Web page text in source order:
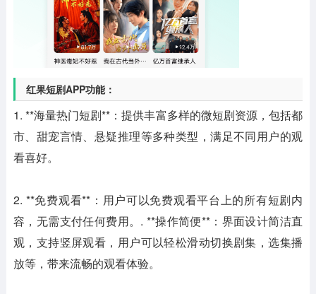
红果短剧APP功能：
1. **海量热门短剧**：提供丰富多样的微短剧资源，包括都
市、甜宠言情、悬疑推理等多种类型，满足不同用户的观
看喜好。
2. **免费观看**：用户可以免费观看平台上的所有短剧内
容，无需支付任何费用。. **操作简便**：界面设计简洁直
观，支持竖屏观看，用户可以轻松滑动切换剧集，选集播
放等，带来流畅的观看体验。